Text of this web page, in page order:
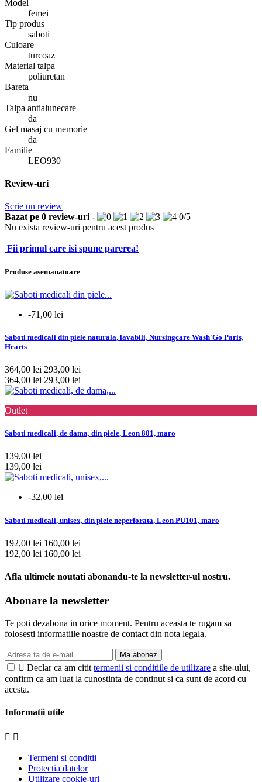
Model
femei
Tip produs
saboti
Culoare
turcoaz
Material talpa
poliuretan
Bareta
nu
Talpa antialunecare
da
Gel masaj cu memorie
da
Familie
LEO930
Review-uri
Scrie un review
Bazat pe 0 review-uri- 0/5
Nu exista review-uri pentru acest produs
Fii primul care isi spune parerea!
Produse asemanatoare
-71,00 lei
Saboti medicali din piele naturala, lavabili, Nursingcare Wash'Go Paris,
Hearts
364,00 lei 293,00 lei
364,00 lei 293,00 lei
Outlet
Saboti medicali, de dama, din piele, Leon 801, maro
139,00 lei
139,00 lei
-32,00 lei
Saboti medicali, unisex, din piele neperforata, Leon PU101, maro
192,00 lei 160,00 lei
192,00 lei 160,00 lei
Afla ultimele noutati abonandu-te la newsletter-ul nostru.
Abonare la newsletter
Te poti dezabona in orice moment. Pentru aceasta te rugam sa
folosesti informatiile noastre de contact din nota legala.
Ma abonez
 Declar ca am citit termenii si conditiile de utilizare a site-ului,
confirm ca am luat la cunostinta de continut si ca sunt de acord cu
acesta.
Informatii utile
 
Termeni si conditii
Protectia datelor
Utilizare cookie-uri